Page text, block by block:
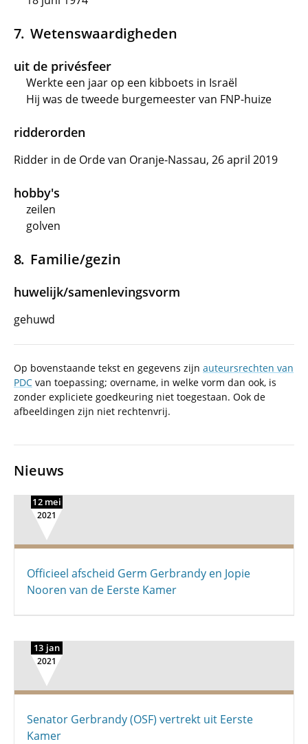
Wetenswaardigheden
uit de privésfeer
Werkte een jaar op een kibboets in Israël
Hij was de tweede burgemeester van FNP-huize
ridderorden
Ridder in de Orde van Oranje-Nassau, 26 april 2019
hobby's
zeilen
golven
Familie/gezin
huwelijk/samenlevingsvorm
gehuwd
Op bovenstaande tekst en gegevens zijn auteursrechten van
PDC van toepassing; overname, in welke vorm dan ook, is
zonder expliciete goedkeuring niet toegestaan. Ook de
afbeeldingen zijn niet rechtenvrij.
Nieuws
12 mei
2021
Officieel afscheid Germ Gerbrandy en Jopie
Nooren van de Eerste Kamer
13 jan
2021
Senator Gerbrandy (OSF) vertrekt uit Eerste
Kamer